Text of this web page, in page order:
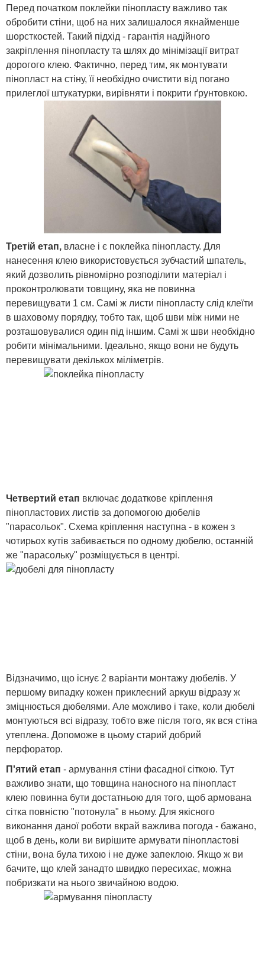
Перед початком поклейки пінопласту важливо так
обробити стіни, щоб на них залишалося якнайменше
шорсткостей. Такий підхід - гарантія надійного
закріплення пінопласту та шлях до мінімізації витрат
дорогого клею. Фактично, перед тим, як монтувати
пінопласт на стіну, її необхідно очистити від погано
прилеглої штукатурки, вирівняти і покрити ґрунтовкою.
Третій етап, власне і є поклейка пінопласту. Для
нанесення клею використовується зубчастий шпатель,
який дозволить рівномірно розподілити матеріал і
проконтролювати товщину, яка не повинна
перевищувати 1 см. Самі ж листи пінопласту слід клеїти
в шаховому порядку, тобто так, щоб шви між ними не
розташовувалися один під іншим. Самі ж шви необхідно
робити мінімальними. Ідеально, якщо вони не будуть
перевищувати декількох міліметрів.
Четвертий етап включає додаткове кріплення
пінопластових листів за допомогою дюбелів
"парасольок". Схема кріплення наступна - в кожен з
чотирьох кутів забивається по одному дюбелю, останній
же "парасольку" розміщується в центрі.
Відзначимо, що існує 2 варіанти монтажу дюбелів. У
першому випадку кожен приклеєний аркуш відразу ж
зміцнюється дюбелями. Але можливо і таке, коли дюбелі
монтуються всі відразу, тобто вже після того, як вся стіна
утеплена. Допоможе в цьому старий добрий
перфоратор.
П'ятий етап - армування стіни фасадної сіткою. Тут
важливо знати, що товщина наносного на пінопласт
клею повинна бути достатньою для того, щоб армована
сітка повністю "потонула" в ньому. Для якісного
виконання даної роботи вкрай важлива погода - бажано,
щоб в день, коли ви вирішите армувати пінопластові
стіни, вона була тихою і не дуже запеклою. Якщо ж ви
бачите, що клей занадто швидко пересихає, можна
побризкати на нього звичайною водою.